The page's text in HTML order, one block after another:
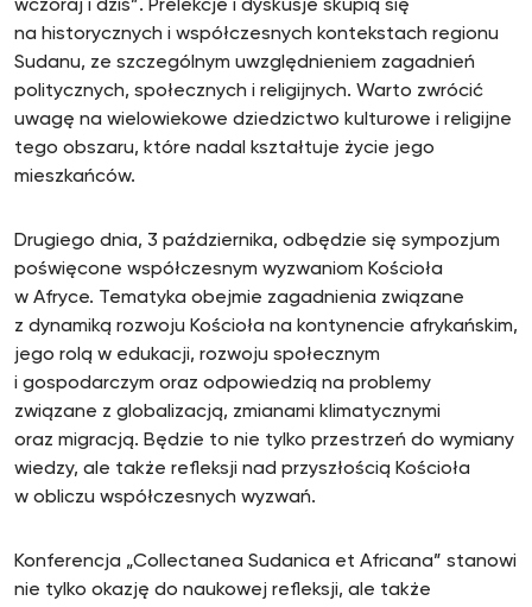
wczoraj i dziś”. Prelekcje i dyskusje skupią się
na historycznych i współczesnych kontekstach regionu
Sudanu, ze szczególnym uwzględnieniem zagadnień
politycznych, społecznych i religijnych. Warto zwrócić
uwagę na wielowiekowe dziedzictwo kulturowe i religijne
tego obszaru, które nadal kształtuje życie jego
mieszkańców.
Drugiego dnia, 3 października, odbędzie się sympozjum
poświęcone współczesnym wyzwaniom Kościoła
w Afryce. Tematyka obejmie zagadnienia związane
z dynamiką rozwoju Kościoła na kontynencie afrykańskim,
jego rolą w edukacji, rozwoju społecznym
i gospodarczym oraz odpowiedzią na problemy
związane z globalizacją, zmianami klimatycznymi
oraz migracją. Będzie to nie tylko przestrzeń do wymiany
wiedzy, ale także refleksji nad przyszłością Kościoła
w obliczu współczesnych wyzwań.
Konferencja „Collectanea Sudanica et Africana” stanowi
nie tylko okazję do naukowej refleksji, ale także